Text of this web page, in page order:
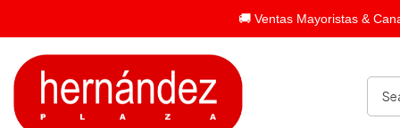
🚚 Ventas Mayoristas &